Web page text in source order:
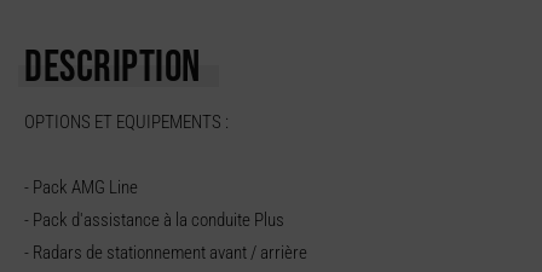
DESCRIPTION
OPTIONS ET EQUIPEMENTS :
- Pack AMG Line
- Pack d'assistance à la conduite Plus
- Radars de stationnement avant / arrière